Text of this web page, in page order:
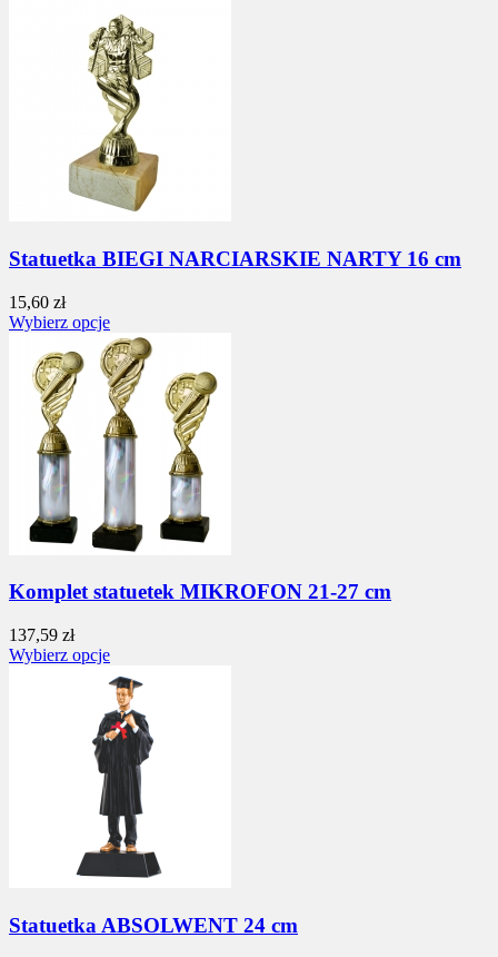
Statuetka BIEGI NARCIARSKIE NARTY 16 cm
15,60 zł
Wybierz opcje
Komplet statuetek MIKROFON 21-27 cm
137,59 zł
Wybierz opcje
Statuetka ABSOLWENT 24 cm